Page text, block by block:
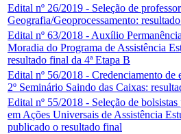
Edital nº 26/2019 - Seleção de
Geografia/Geoprocessamento:
Edital nº 63/2018 - Auxílio
Moradia do Programa de Assistência
resultado final da 4ª Etapa B
Edital nº 56/2018 - Credenciamento de
2º Seminário Saindo das Caixas:
Edital nº 55/2018 - Seleção de bolsistas
em Ações Universais de Assistência
publicado o resultado final